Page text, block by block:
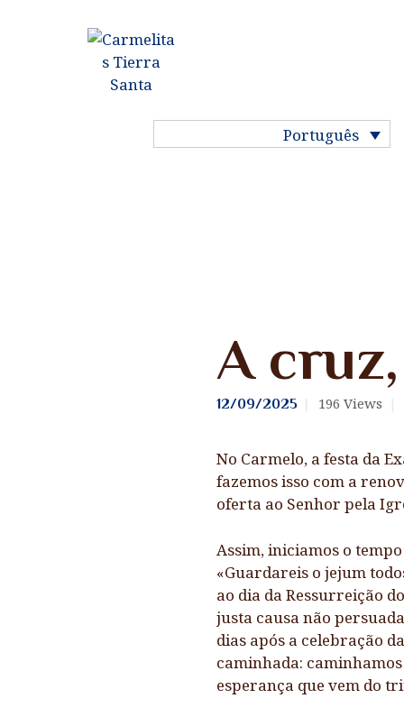
Português
INÌCIO
HISTÓRIA DO
CARMELO
MINHA VOCAÇÃO
CONTATE-NOS
A
12/09/2025 196 Views
No Carmelo, a festa da
fazemos isso com a
oferta ao Senhor pela
Assim, iniciamos o
«Guardareis o jejum
ao dia da Ressurreição
justa causa não
dias após a celebração
caminhada:
esperança que vem do